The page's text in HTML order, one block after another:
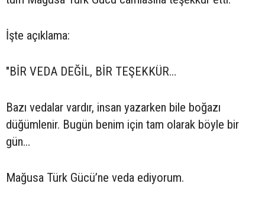
İşte açıklama:
"BİR VEDA DEĞİL, BİR TEŞEKKÜR…
Bazı vedalar vardır, insan yazarken bile boğazı
düğümlenir. Bugün benim için tam olarak böyle bir
gün…
Mağusa Türk Gücü’ne veda ediyorum.